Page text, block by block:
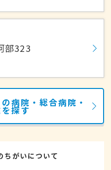
部323
病院・総合病院・
探す
ちがいについて